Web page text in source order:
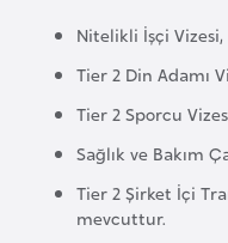
Nitelikli İşçi Vizesi,
Tier 2 Din Adamı
Tier 2 Sporcu
Sağlık ve Bakım
Tier 2 Şirket İçi
mevcuttur.